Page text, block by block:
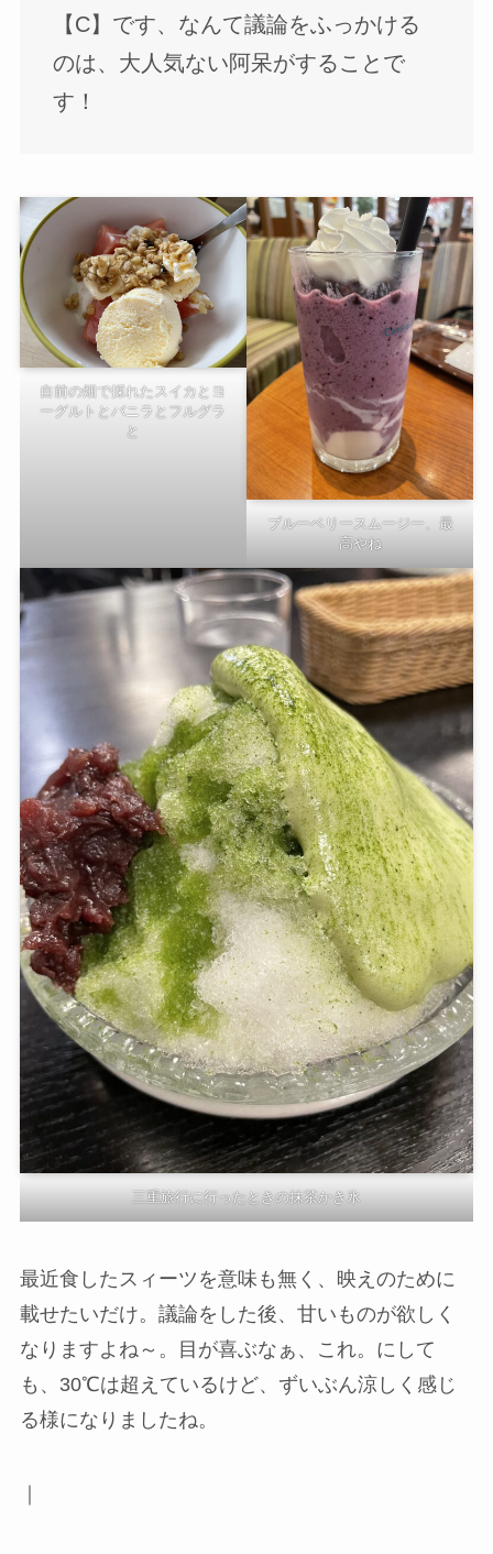
【C】です、なんて議論をふっかける
のは、大人気ない阿呆がすることで
す！
自前の畑で採れたスイカとヨ
ーグルトとバニラとフルグラ
と
ブルーベリースムージー、最
高やね
三重旅行に行ったときの抹茶かき氷
最近食したスィーツを意味も無く、映えのために
載せたいだけ。議論をした後、甘いものが欲しく
なりますよね～。目が喜ぶなぁ、これ。にして
も、30℃は超えているけど、ずいぶん涼しく感じ
る様になりましたね。